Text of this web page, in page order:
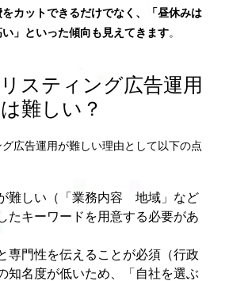
カットできるだけでなく、「昼休みは
」といった傾向も見えてきます。
スティング広告運用
は難しい？
広告運用が難しい理由として以下の点
難しい（「業務内容 地域」など
たキーワードを用意する必要があ
専門性を伝えることが必須（行政
知名度が低いため、「自社を選ぶ